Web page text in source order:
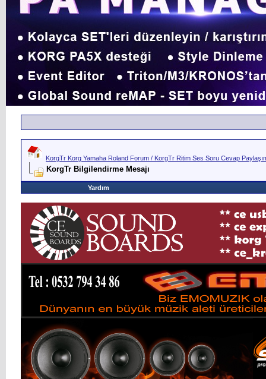
KorgTr Korg Yamaha Roland Forum / KorgTr Ritim Ses Soru Cevap
KorgTr Bilgilendirme Mesajı
Yardım